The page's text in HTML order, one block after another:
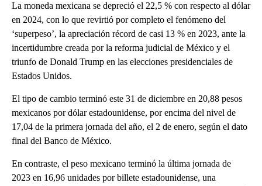
La moneda mexicana se depreció el 22,5 % con respecto al dólar
en 2024, con lo que revirtió por completo el fenómeno del
‘superpeso’, la apreciación récord de casi 13 % en 2023, ante la
incertidumbre creada por la reforma judicial de México y el
triunfo de Donald Trump en las elecciones presidenciales de
Estados Unidos.
El tipo de cambio terminó este 31 de diciembre en 20,88 pesos
mexicanos por dólar estadounidense, por encima del nivel de
17,04 de la primera jornada del año, el 2 de enero, según el dato
final del Banco de México.
En contraste, el peso mexicano terminó la última jornada de
2023 en 16,96 unidades por billete estadounidense, una